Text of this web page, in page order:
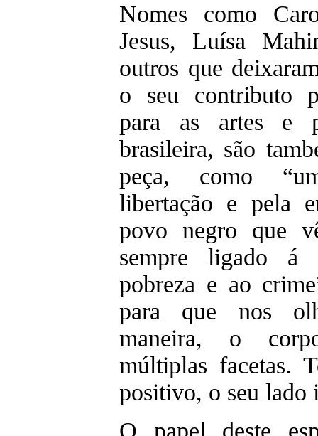
Nomes como
Jesus, Luísa
outros que
o seu contributo
para as artes e
brasileira, são
peça, como
libertação e pela
povo negro que
sempre ligado á
pobreza e ao
para que nos
maneira, o
múltiplas facetas.
positivo, o seu lado
O papel deste